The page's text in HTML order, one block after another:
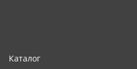
Каталог